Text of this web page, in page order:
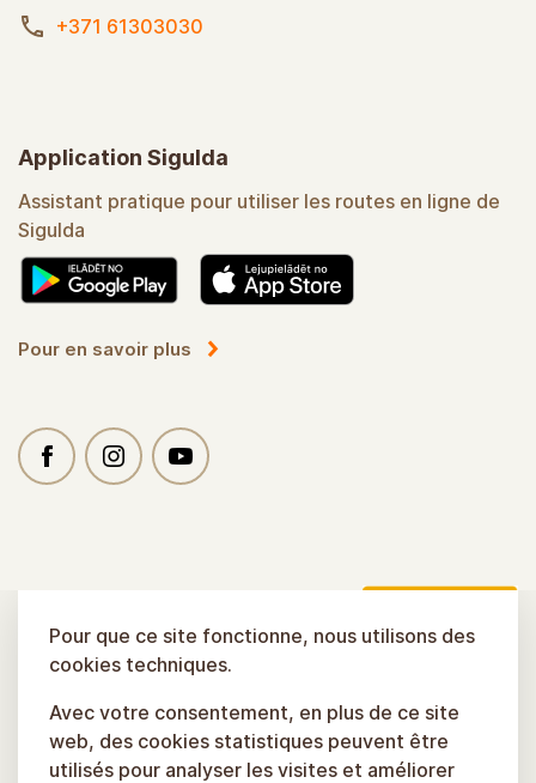
+371 61303030
Application Sigulda
Assistant pratique pour utiliser les routes en ligne de
Sigulda
Pour en savoir plus
Pour que ce site fonctionne, nous utilisons des
cookies techniques.
Avec votre consentement, en plus de ce site
web, des cookies statistiques peuvent être
utilisés pour analyser les visites et améliorer